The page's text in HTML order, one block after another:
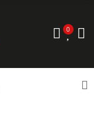
0